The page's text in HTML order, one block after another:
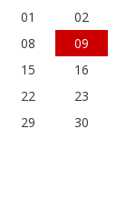
01
02
08
09
15
16
22
23
29
30